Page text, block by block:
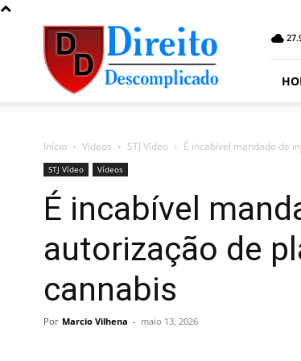
Direito
Descomplicado
Início Vídeos STJ Vídeo É incabível mandado de
STJ Vídeo Vídeos
É incabível
autorização de
cannabis
Por Marcio Vilhena - maio 13, 2026